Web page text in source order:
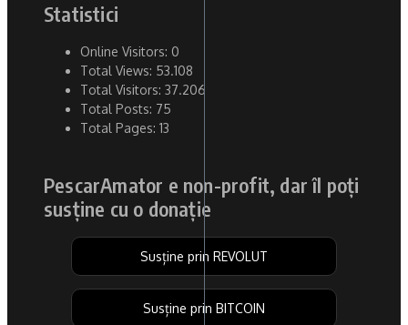
Statistici
Online Visitors: 0
Total Views: 53.108
Total Visitors: 37.206
Total Posts: 75
Total Pages: 13
PescarAmator e non-profit, dar îl poți
susține cu o donație
Susține prin REVOLUT
Susține prin BITCOIN